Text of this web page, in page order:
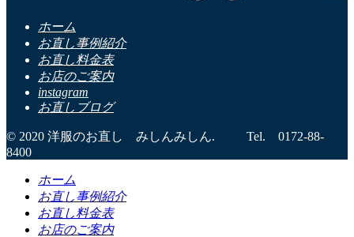
ホーム
お直し事例紹介
お直し料金表
お店のご案内
instagram
お直しブログ
© 2020 洋服のお直し みしんみしん. Tel. 0172-88-
8400
ホーム
お直し事例紹介
お直し料金表
お店のご案内